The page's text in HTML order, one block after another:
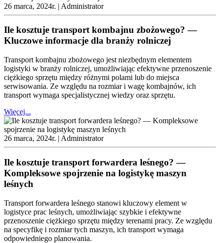
26 marca, 2024r. | Administrator
Ile kosztuje transport kombajnu zbożowego? —
Kluczowe informacje dla branży rolniczej
Transport kombajnu zbożowego jest niezbędnym elementem
logistyki w branży rolniczej, umożliwiając efektywne przenoszenie
ciężkiego sprzętu między różnymi polami lub do miejsca
serwisowania. Ze względu na rozmiar i wagę kombajnów, ich
transport wymaga specjalistycznej wiedzy oraz sprzętu.
Więcej...
26 marca, 2024r. | Administrator
Ile kosztuje transport forwardera leśnego? —
Kompleksowe spojrzenie na logistykę maszyn
leśnych
Transport forwardera leśnego stanowi kluczowy element w
logistyce prac leśnych, umożliwiając szybkie i efektywne
przenoszenie ciężkiego sprzętu między terenami pracy. Ze względu
na specyfikę i rozmiar tych maszyn, ich transport wymaga
odpowiedniego planowania.